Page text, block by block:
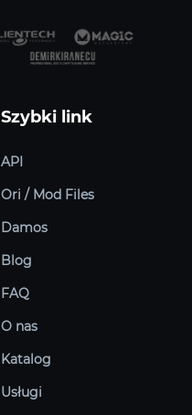
Szybki link
API
Ori / Mod Files
Damos
Blog
FAQ
O nas
Katalog
Usługi